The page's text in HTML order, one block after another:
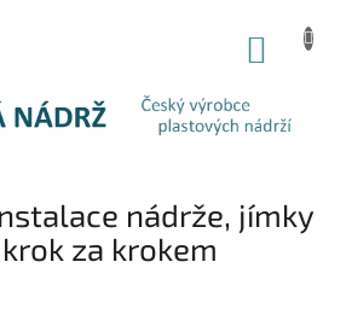
nádrže, jímky
za krokem